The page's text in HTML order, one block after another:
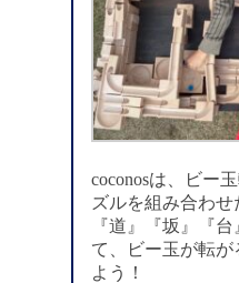
coconosは、ビー
ズルを組み合わせ
『道』『坂』『
て、ビー玉が転
よう！